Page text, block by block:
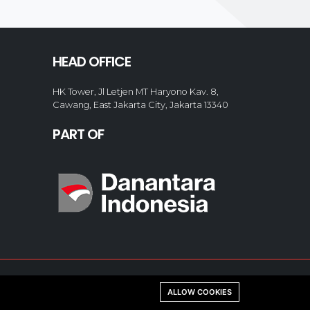
HEAD OFFICE
HK Tower, Jl Letjen MT Haryono Kav. 8,
Cawang, East Jakarta City, Jakarta 13340
PART OF
ALLOW COOKIES